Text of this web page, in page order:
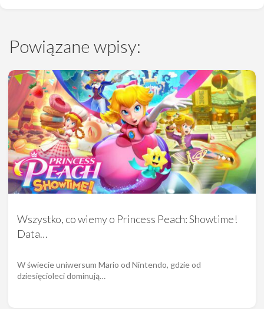
Powiązane wpisy:
Wszystko, co wiemy o Princess Peach: Showtime!
Data…
W świecie uniwersum Mario od Nintendo, gdzie od
dziesięcioleci dominują…